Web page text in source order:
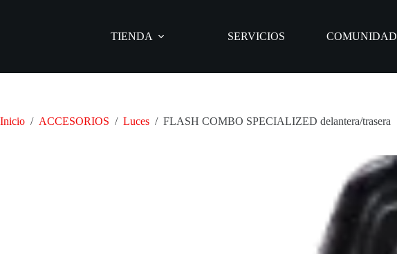
TIENDA SERVICIOS COMUNIDAD
Inicio / ACCESORIOS / Luces / FLASH COMBO SPECIALIZED delantera/trasera